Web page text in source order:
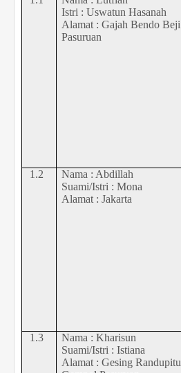
Istri : Uswatun Hasanah
Alamat : Gajah Bendo Beji
Pasuruan
1.2
Nama : Abdillah
Suami/Istri : Mona
Alamat : Jakarta
1.3
Nama : Kharisun
Suami/Istri : Istiana
Alamat : Gesing Randupitu